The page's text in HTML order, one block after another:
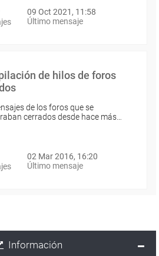
09 Oct 2021, 11:58
Último mensaje
de hilos de foros
de los foros que se
cerrados desde hace más…
02 Mar 2016, 16:20
Último mensaje
Información